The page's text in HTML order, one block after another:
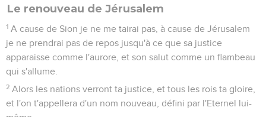
Le renouveau de Jérusalem
1 A cause de Sion je ne me tairai pas, à cause de Jérusalem
je ne prendrai pas de repos jusqu'à ce que sa justice
apparaisse comme l'aurore, et son salut comme un flambeau
qui s'allume.
2 Alors les nations verront ta justice, et tous les rois ta gloire,
et l'on t'appellera d'un nom nouveau, défini par l'Eternel lui-